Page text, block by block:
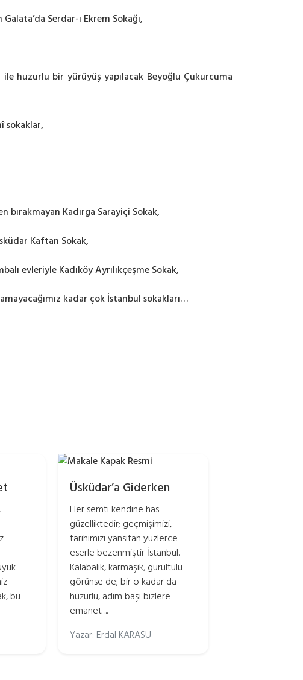
Serdar-ı Ekrem Sokağı,
huzurlu bir yürüyüş yapılacak Beyoğlu Çukurcuma
sokaklar,
bırakmayan Kadırga Sarayiçi Sokak,
Kaftan Sokak,
evleriyle Kadıköy Ayrılıkçeşme Sokak,
kadar çok İstanbul sokakları…
bu
Üsküdar’a Giderken
Her semti kendine has
güzelliktedir; geçmişimizi,
tarihimizi yansıtan yüzlerce
eserle bezenmiştir İstanbul.
Kalabalık, karmaşık, gürültülü
görünse de; bir o kadar da
huzurlu, adım başı bizlere
emanet ...
Yazar: Erdal KARASU